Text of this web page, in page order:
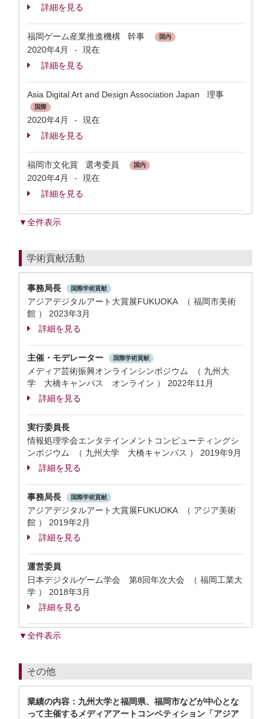
詳細を見る
福岡ゲーム産業推進機構 幹事 国内
2020年4月 -
現在
詳細を見る
Asia Digital Art and Design Association Japan 理事
国際
2020年4月 -
現在
詳細を見る
福岡市文化賞 選考委員 国内
2020年4月 -
現在
詳細を見る
▼全件表示
学術貢献活動
事務局長 国際学術貢献
アジアデジタルアート大賞展FUKUOKA （ 福岡市美術
館 ） 2023年3月
詳細を見る
主催・モデレーター 国際学術貢献
メディア芸術振興オンラインシンポジウム （ 九州大
学 大橋キャンパス オンライン ） 2022年11月
詳細を見る
実行委員長
情報処理学会エンタテインメントコンピューティングシ
ンポジウム （ 九州大学 大橋キャンパス ） 2019年9月
詳細を見る
事務局長 国際学術貢献
アジアデジタルアート大賞展FUKUOKA （ アジア美術
館 ） 2019年2月
詳細を見る
運営委員
日本デジタルゲーム学会 第8回年次大会 （ 福岡工業大
学 ） 2018年3月
詳細を見る
▼全件表示
その他
業績の内容：九州大学と福岡県、福岡市などが中心とな
って主催するメディアアートコンペティション「アジア